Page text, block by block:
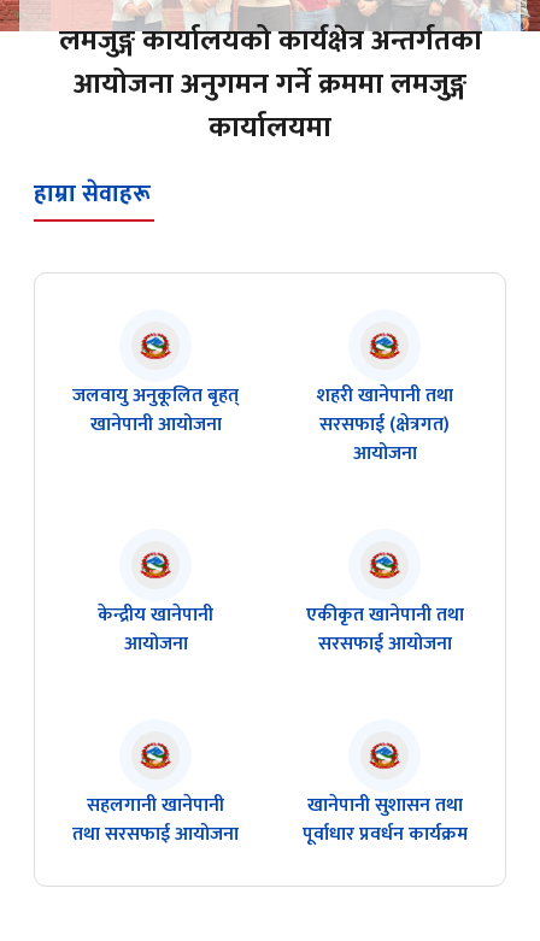
लमजुङ्ग कार्यालयको कार्यक्षेत्र अन्तर्गतका
आयोजना अनुगमन गर्ने क्रममा लमजुङ्ग
कार्यालयमा
हाम्रा सेवाहरू
जलवायु अनुकूलित बृहत्
खानेपानी आयोजना
शहरी खानेपानी तथा
सरसफाई (क्षेत्रगत)
आयोजना
केन्द्रीय खानेपानी
आयोजना
एकीकृत खानेपानी तथा
सरसफाई आयोजना
सहलगानी खानेपानी
तथा सरसफाई आयोजना
खानेपानी सुशासन तथा
पूर्वाधार प्रवर्धन कार्यक्रम